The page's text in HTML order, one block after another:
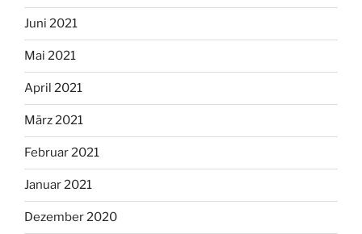
Juni 2021
Mai 2021
April 2021
März 2021
Februar 2021
Januar 2021
Dezember 2020